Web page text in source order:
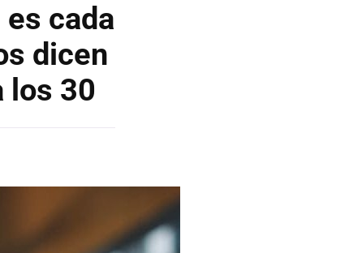
cada
dicen
los 30